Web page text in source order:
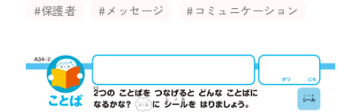
#保護者 #メッセージ #コミュニケーション